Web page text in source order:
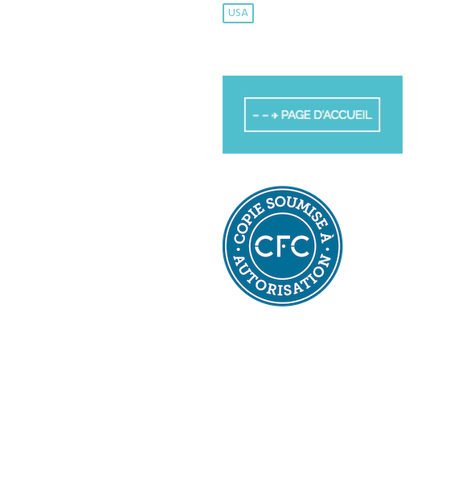
USA